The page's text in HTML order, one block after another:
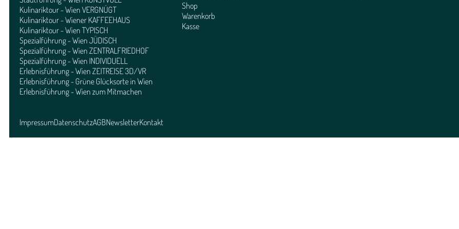
Kulinariktour - Wien VERGNÜGT
Kulinariktour - Wiener KAFFEEHAUS
Kulinariktour - Wien TYPISCH
Spezialführung - Wien JÜDISCH
Spezialführung - Wien ZENTRALFRIEDHOF
Spezialführung - Wien INDIVIDUELL
Erlebnisführung - Wien ZEITREISE 3D/VR
Erlebnisführung - Grüne Glücksorte in Wien
Erlebnisführung - Wien zum Mitmachen
Shop
Warenkorb
Kasse
ImpressumDatenschutzAGBNewsletterKontakt